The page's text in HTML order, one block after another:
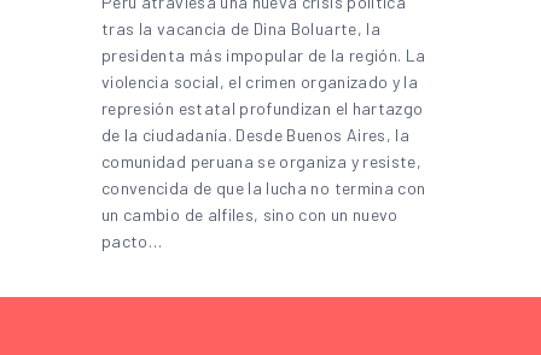
tras la vacancia de Dina Boluarte, la
presidenta más impopular de la región. La
violencia social, el crimen organizado y la
represión estatal profundizan el hartazgo
de la ciudadanía. Desde Buenos Aires, la
comunidad peruana se organiza y resiste,
convencida de que la lucha no termina con
un cambio de alfiles, sino con un nuevo
pacto…